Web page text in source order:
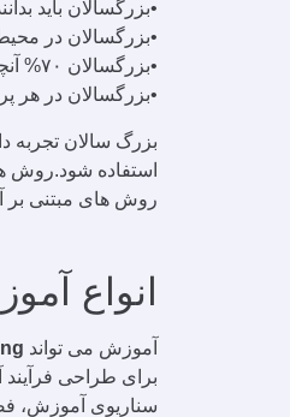
•بزرگسالان بايد
•بزرگسالان در
•بزرگسالان ۷۰% آنچه مي شنوند را به سرعت فراموش می كنند لذا آموزش های مبتنی بر بازی و تمرین های گروهی فعال اثر بیشتری بر آنان دارد.
•بزرگسالان در هر پريود زمانی ۲۰
بزرگ سالان تجربه
روش های مبتنی بر
انواع
آموزش می تواند
برای طراحی
سناریوی